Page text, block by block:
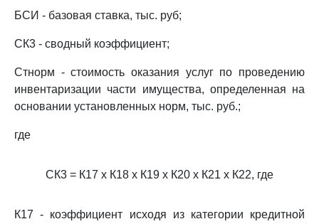
БСИ - базовая ставка, тыс. руб;
СК3 - сводный коэффициент;
Стнорм - стоимость оказания услуг по проведению
инвентаризации части имущества, определенная на
основании установленных норм, тыс. руб.;
где
СК3 = К17 x К18 x К19 x К20 x К21 x К22, где
К17 - коэффициент исходя из категории кредитной